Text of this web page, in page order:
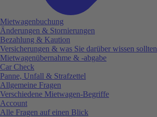
Mietwagenbuchung
Änderungen & Stornierungen
Bezahlung & Kaution
Versicherungen & was Sie darüber wissen sollten
Mietwagenübernahme & -abgabe
Car Check
Panne, Unfall & Strafzettel
Allgemeine Fragen
Verschiedene Mietwagen-Begriffe
Account
Alle Fragen auf einen Blick